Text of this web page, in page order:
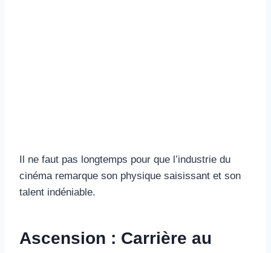
Il ne faut pas longtemps pour que l’industrie du
cinéma remarque son physique saisissant et son
talent indéniable.
Ascension : Carrière au